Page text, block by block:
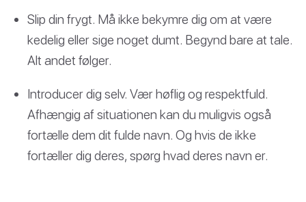
Slip din frygt. Må ikke bekymre dig om at være
kedelig eller sige noget dumt. Begynd bare at tale.
Alt andet følger.
Introducer dig selv. Vær høflig og respektfuld.
Afhængig af situationen kan du muligvis også
fortælle dem dit fulde navn. Og hvis de ikke
fortæller dig deres, spørg hvad deres navn er.